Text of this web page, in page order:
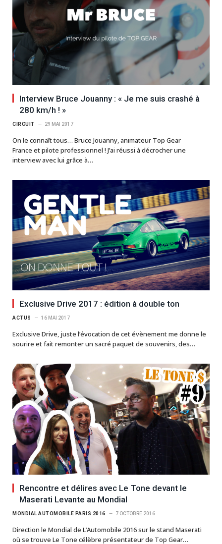
Interview Bruce Jouanny : « Je me suis crashé à
280 km/h ! »
CIRCUIT 29 MAI 2017
On le connaît tous… Bruce Jouanny, animateur Top Gear
France et pilote professionnel ! J’ai réussi à décrocher une
interview avec lui grâce à…
Exclusive Drive 2017 : édition à double ton
ACTUS 16 MAI 2017
Exclusive Drive, juste l’évocation de cet évènement me donne le
sourire et fait remonter un sacré paquet de souvenirs, des…
Rencontre et délires avec Le Tone devant le
Maserati Levante au Mondial
MONDIAL AUTOMOBILE PARIS 2016 7 OCTOBRE 2016
Direction le Mondial de L’Automobile 2016 sur le stand Maserati
où se trouve Le Tone célèbre présentateur de Top Gear…